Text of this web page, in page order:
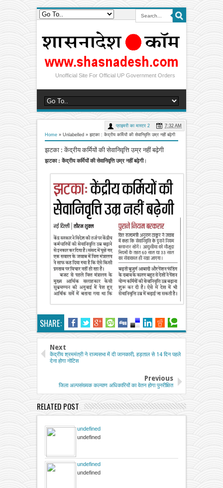
Unofficial Site For Official UP Government Orders
Home » Unlabelled » झटका : केंद्रीय कर्मियों की सेवानिवृत्ति उम्र नहीं बढ़ेगी
झटका : केंद्रीय कर्मियों की सेवानिवृत्ति उम्र नहीं बढ़ेगी
प्राइमरी का मास्टर 2 7:32 AM
झटका : केंद्रीय कर्मियों की सेवानिवृत्ति उम्र नहीं बढ़ेगी।
SHARE:
Next
केंद्रीय श्रममंत्री ने राज्यसभा में दी जानकारी, हड़ताल से 14 दिन पहले
देना होगा नोटिस
Previous
जिला अल्पसंख्यक कल्याण अधिकारियों का वेतन होगा पुनरीक्षित
RELATED POST
undefined
undefined
undefined
undefined